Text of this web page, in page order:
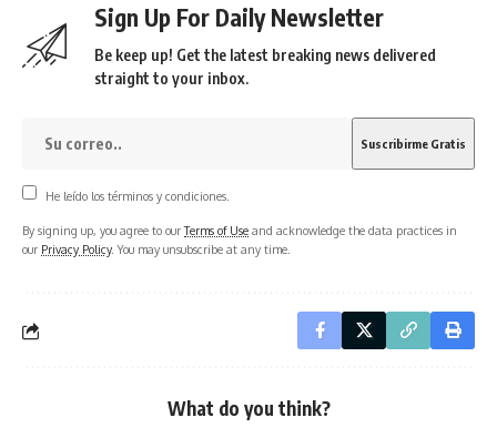
Sign Up For Daily Newsletter
Be keep up! Get the latest breaking news delivered
straight to your inbox.
He leído los términos y condiciones.
By signing up, you agree to ourTerms of Use and acknowledge the data practices in
our Privacy Policy. You may unsubscribe at any time.
What do you think?